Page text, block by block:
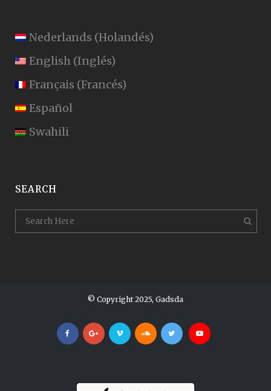
Nederlands (Holandés)
English (Inglés)
Français (Francés)
Español
Swahili
SEARCH
© Copyright 2025, Gadsda